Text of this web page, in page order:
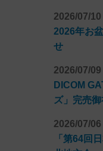
2026/07/10
2026年お
せ
2026/07/09
DICOM
ズ」完売御
2026/07/06
「第64回